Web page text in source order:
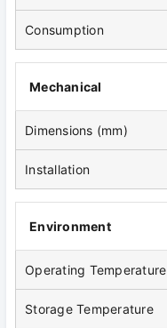
Consumption
Mechanical
Dimensions (mm)
Installation
Environment
Operating Temperature
Storage Temperature